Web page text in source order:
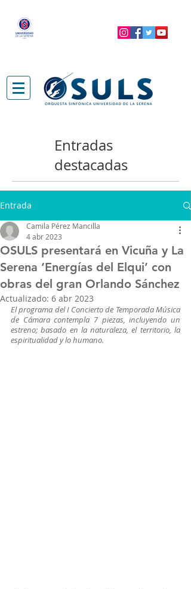
Entradas
destacadas
Entrada
OSULS presentará en Vicuña y La
Serena ‘Energías del Elqui’ con
obras del gran Orlando Sánchez
Camila Pérez Mancilla
4 abr 2023
Actualizado: 6 abr 2023
El programa del I Concierto de Temporada Música
de Cámara contempla 7 piezas, incluyendo un
estreno; basado en la naturaleza, el territorio, la
espiritualidad y lo humano.